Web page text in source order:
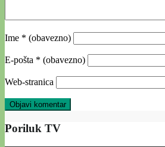
Ime * (obavezno)
E-pošta * (obavezno)
Web-stranica
Poriluk TV